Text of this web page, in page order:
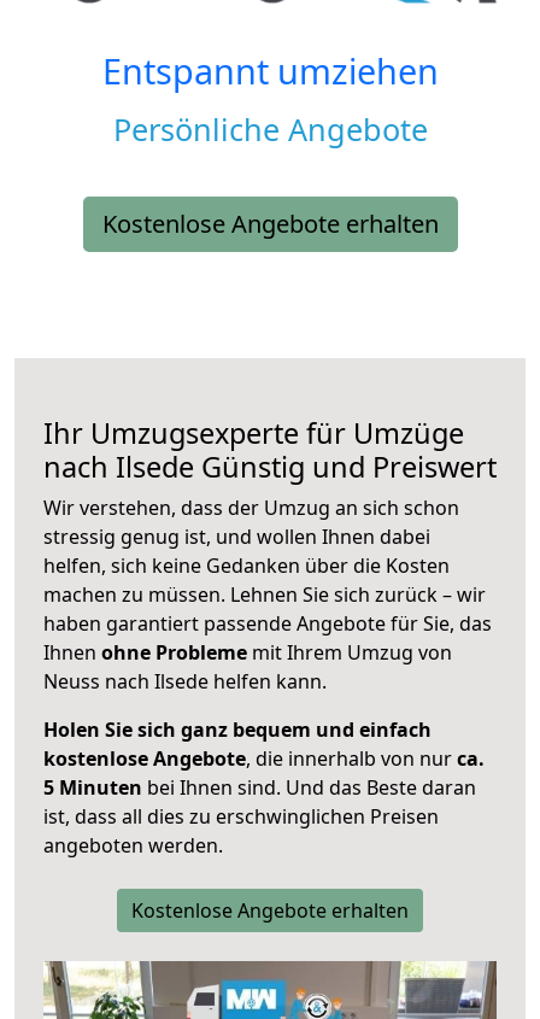
Entspannt umziehen
Persönliche Angebote
Kostenlose Angebote erhalten
Ihr Umzugsexperte für Umzüge
nach Ilsede Günstig und Preiswert
Wir verstehen, dass der Umzug an sich schon
stressig genug ist, und wollen Ihnen dabei
helfen, sich keine Gedanken über die Kosten
machen zu müssen. Lehnen Sie sich zurück – wir
haben garantiert passende Angebote für Sie, das
Ihnen ohne Probleme mit Ihrem Umzug von
Neuss nach Ilsede helfen kann.
Holen Sie sich ganz bequem und einfach
kostenlose Angebote, die innerhalb von nurca.
5 Minuten bei Ihnen sind. Und das Beste daran
ist, dass all dies zu erschwinglichen Preisen
angeboten werden.
Kostenlose Angebote erhalten